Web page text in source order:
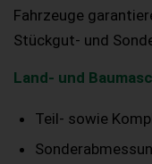
Fahrzeuge
Stückgut- und
Land- und
Teil- sowie